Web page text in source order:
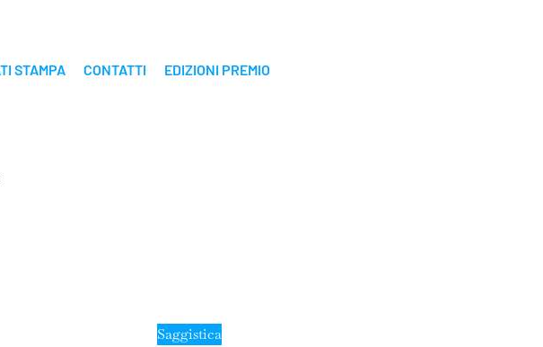
STAMPA CONTATTI EDIZIONI PREMIO
Saggistica